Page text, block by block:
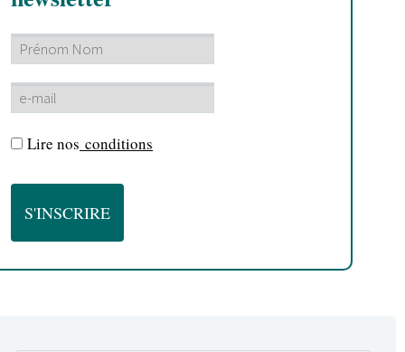
Lire nos conditions